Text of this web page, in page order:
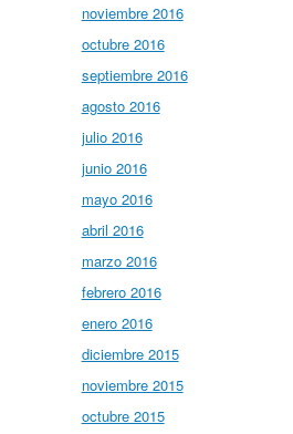
noviembre 2016
octubre 2016
septiembre 2016
agosto 2016
julio 2016
junio 2016
mayo 2016
abril 2016
marzo 2016
febrero 2016
enero 2016
diciembre 2015
noviembre 2015
octubre 2015